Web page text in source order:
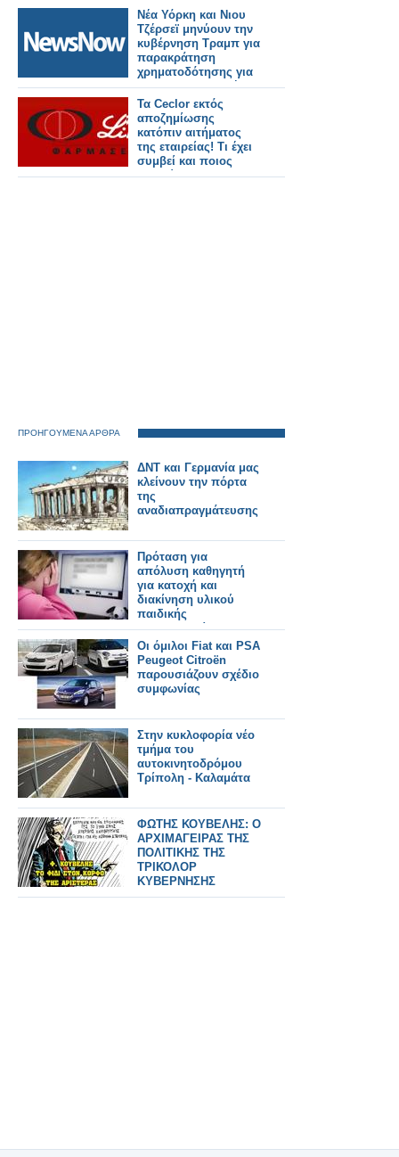
Νέα Υόρκη και Νιου
Τζέρσεϊ μηνύουν την
κυβέρνηση Τραμπ για
παρακράτηση
χρηματοδότησης για
τη σιδηροδρομική
σήραγγα
Τα Ceclor εκτός
αποζημίωσης
κατόπιν αιτήματος
της εταιρείας! Τι έχει
συμβεί και ποιος
πληρώνει τον...
ΠΡΟΗΓΟΥΜΕΝΑ ΑΡΘΡΑ
ΔΝΤ και Γερμανία μας
κλείνουν την πόρτα
της
αναδιαπραγμάτευσης
Πρόταση για
απόλυση καθηγητή
για κατοχή και
διακίνηση υλικού
παιδικής
πορνογραφίας!
Οι όμιλοι Fiat και PSA
Peugeot Citroën
παρουσιάζουν σχέδιο
συμφωνίας
Στην κυκλοφορία νέο
τμήμα του
αυτοκινητοδρόμου
Τρίπολη - Καλαμάτα
ΦΩΤΗΣ ΚΟΥΒΕΛΗΣ: Ο
ΑΡΧΙΜΑΓΕΙΡΑΣ ΤΗΣ
ΠΟΛΙΤΙΚΗΣ ΤΗΣ
ΤΡΙΚΟΛΟΡ
ΚΥΒΕΡΝΗΣΗΣ